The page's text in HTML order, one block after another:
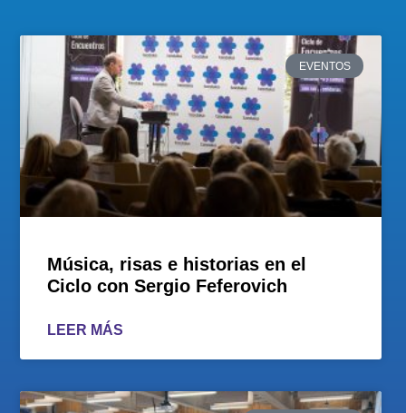
EVENTOS
Música, risas e historias en el
Ciclo con Sergio Feferovich
LEER MÁS